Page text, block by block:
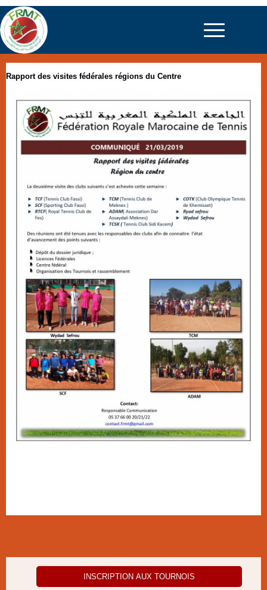
Rapport des visites fédérales régions du Centre
INSCRIPTION AUX TOURNOIS